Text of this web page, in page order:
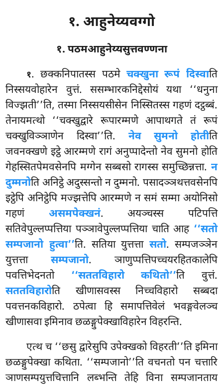
१. आहुनेय्यवग्गो
१. पठमआहुनेय्यसुत्तवण्णना
१. छक्कनिपातस्स पठमेचक्खुना रूपं दिस्वाति
निस्सयवोहारेन वुत्तं. ससम्भारकनिद्देसोयं यथा ‘‘धनुना
विज्झती’’ति, तस्मा निस्सयसीसेन निस्सितस्स गहणं दट्ठब्बं.
तेनायमत्थो ‘‘चक्खुद्वारे रूपारम्मणे आपाथगते तं रूपं
चक्खुविञ्ञाणेन दिस्वा’’ति. नेव सुमनो होतीति
जवनक्खणे इट्ठे आरम्मणे रागं अनुप्पादेन्तो नेव सुमनो होति
गेहस्सितपेमवसेनपि मग्गेन सब्बसो रागस्स समुच्छिन्नत्ता. न
दुम्मनोति अनिट्ठे अदुस्सन्तो न दुम्मनो. पसादञ्ञथत्तवसेनपि
इट्ठेपि अनिट्ठेपि मज्झत्तेपि आरम्मणे न समं सम्मा अयोनिसो
गहणं असमपेक्खनं. अयञ्चस्स पटिपत्ति
सतिवेपुल्लप्पत्तिया पञ्ञावेपुल्लप्पत्तिया चाति आह ‘‘सतो
सम्पजानो हुत्वा’’ति. सतिया युत्तत्ता सतो. सम्पजञ्ञेन
युत्तत्ता सम्पजानो. ञाणुप्पत्तिपच्चयरहितकालेपि
पवत्तिभेदनतो ‘‘सततविहारो कथितो’’ति वुत्तं.
सततविहारोति खीणासवस्स निच्चविहारो सब्बदा
पवत्तनकविहारो. ठपेत्वा हि समापत्तिवेलं भवङ्गवेलञ्च
खीणासवा इमिनाव छळङ्गुपेक्खाविहारेन विहरन्ति.
एत्थ च ‘‘छसु द्वारेसुपि उपेक्खको विहरती’’ति इमिना
छळङ्गुपेक्खा कथिता. ‘‘सम्पजानो’’ति वचनतो पन चत्तारि
ञाणसम्पयुत्तचित्तानि लब्भन्ति तेहि विना सम्पजानताय